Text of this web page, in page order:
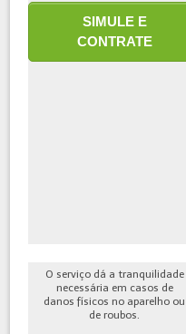
SIMULE E
CONTRATE
O serviço dá a tranquilidade
necessária em casos de
danos físicos no aparelho ou
de roubos.